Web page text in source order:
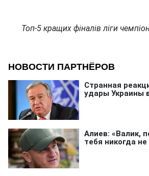
Топ-5 кращих фіналів ліги